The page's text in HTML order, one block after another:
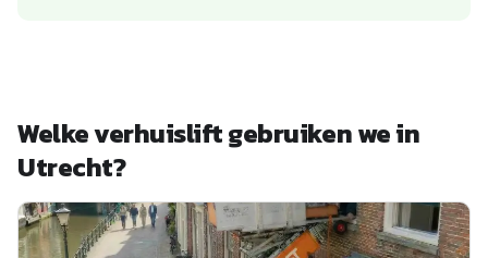
Welke verhuislift gebruiken we in
Utrecht?